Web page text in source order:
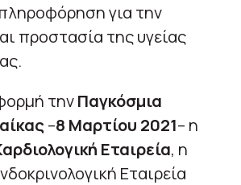
για την
προστασία της υγείας
τηνΠαγκόσμια
–8 Μαρτίου 2021– η
Εταιρεία, η
Εταιρεία